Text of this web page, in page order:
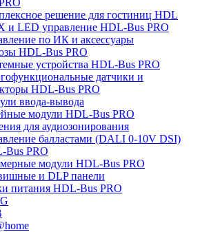
решение для гостиниц HDL
и LED управление HDL-Bus PRO
по ИК и аксессуары
HDL-Bus PRO
устройства HDL-Bus PRO
датчики и
HDL-Bus PRO
ввода-вывода
модули HDL-Bus PRO
для аудиозонирования
балластами (DALI 0-10V DSI)
Bus PRO
модули HDL-Bus PRO
и DLP панели
питания HDL-Bus PRO